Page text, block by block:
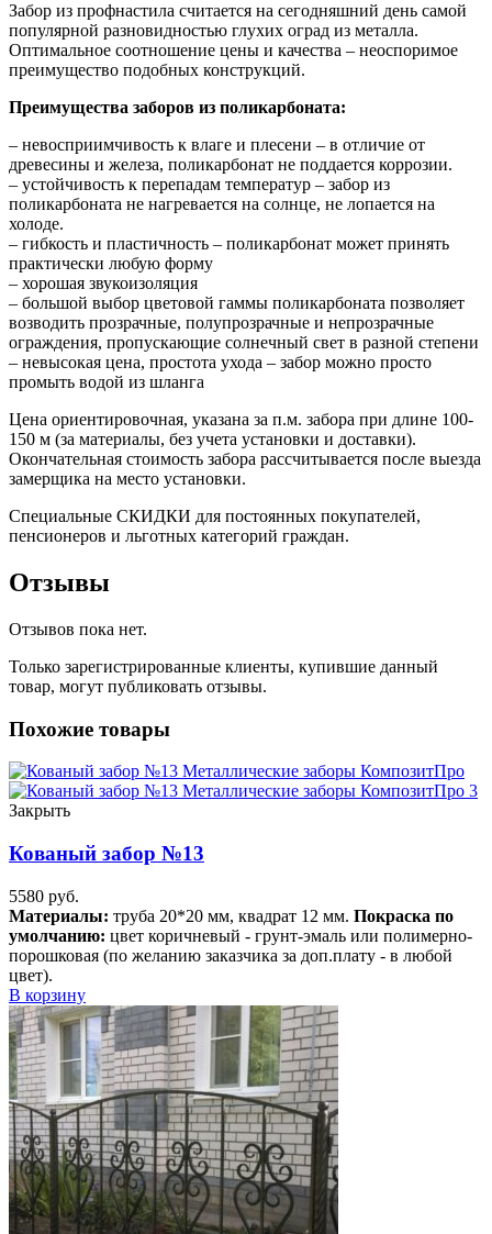
Забор из профнастила считается на сегодняшний день самой
популярной разновидностью глухих оград из металла.
Оптимальное соотношение цены и качества – неоспоримое
преимущество подобных конструкций.
Преимущества заборов из поликарбоната:
– невосприимчивость к влаге и плесени – в отличие от
древесины и железа, поликарбонат не поддается коррозии.
– устойчивость к перепадам температур – забор из
поликарбоната не нагревается на солнце, не лопается на
холоде.
– гибкость и пластичность – поликарбонат может принять
практически любую форму
– хорошая звукоизоляция
– большой выбор цветовой гаммы поликарбоната позволяет
возводить прозрачные, полупрозрачные и непрозрачные
ограждения, пропускающие солнечный свет в разной степени
– невысокая цена, простота ухода – забор можно просто
промыть водой из шланга
Цена ориентировочная, указана за п.м. забора при длине 100-
150 м (за материалы, без учета установки и доставки).
Окончательная стоимость забора рассчитывается после выезда
замерщика на место установки.
Специальные СКИДКИ для постоянных покупателей,
пенсионеров и льготных категорий граждан.
Отзывы
Отзывов пока нет.
Только зарегистрированные клиенты, купившие данный
товар, могут публиковать отзывы.
Похожие товары
Закрыть
Кованый забор №13
5580 руб.
Материалы: труба 20*20 мм, квадрат 12 мм. Покраска по
умолчанию: цвет коричневый - грунт-эмаль или полимерно-
порошковая (по желанию заказчика за доп.плату - в любой
цвет).
В корзину